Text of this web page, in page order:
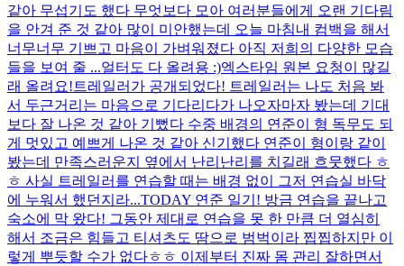
같아 무섭기도 했다 무엇보다 모아 여러분들에게 오랜 기다림
을 안겨 준 것 같아 많이 미안했는데 오늘 마침내 컴백을 해서
너무너무 기쁘고 마음이 가벼워졌다 아직 저희의 다양한 모습
들을 보여 줄 ...얼터도 다 올려용 :)엑스타임 원본 요청이 많길
래 올려요! 트레일러가 공개되었다! 트레일러는 나도 처음 봐
서 두근거리는 마음으로 기다리다가 나오자마자 봤는데 기대
보다 잘 나온 것 같아 기뻤다 수중 배경의 연준이 형 독무도 되
게 멋있고 예쁘게 나온 것 같아 신기했다 연준이 형이랑 같이
봤는데 만족스러운지 옆에서 난리난리를 치길래 흐뭇했다 ㅎ
ㅎ 사실 트레일러를 연습할 때는 배경 없이 그저 연습실 바닥
에 누워서 했던지라...TODAY 연준 일기! 방금 연습을 끝나고
숙소에 막 왔다! 그동안 제대로 연습을 못 한 만큼 더 열심히
해서 조금은 힘들고 티셔츠도 땀으로 범벅이라 찝찝하지만 이
렇게 뿌듯할 수가 없다ㅎㅎ 이제부터 진짜 몸 관리 잘하면서